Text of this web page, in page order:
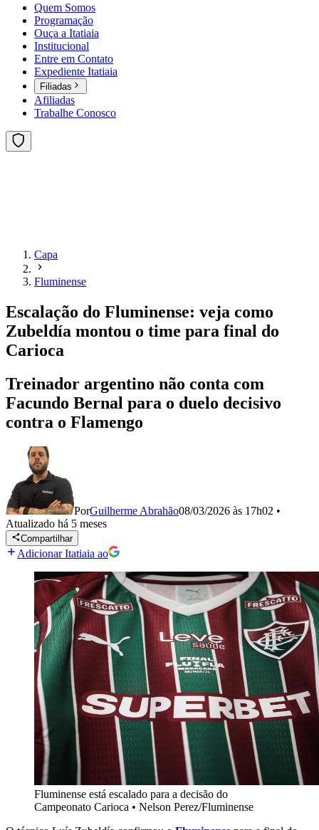
Quem Somos
Programação
Ouça a Itatiaia
Institucional
Entre em Contato
Expediente Itatiaia
Filiadas
Afiliadas
Trabalhe Conosco
Capa
Fluminense
Escalação do Fluminense: veja como
Zubeldía montou o time para final do
Carioca
Treinador argentino não conta com
Facundo Bernal para o duelo decisivo
contra o Flamengo
PorGuilherme Abrahão08/03/2026 às 17h02 •
Atualizado há 5 meses
Compartilhar
Adicionar Itatiaia ao
Fluminense está escalado para a decisão do
Campeonato Carioca • Nelson Perez/Fluminense